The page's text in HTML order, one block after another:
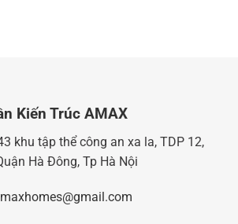
Kiến Trúc AMAX
khu tập thể công an xa la, TDP 12,
Hà Đông, Tp Hà Nội